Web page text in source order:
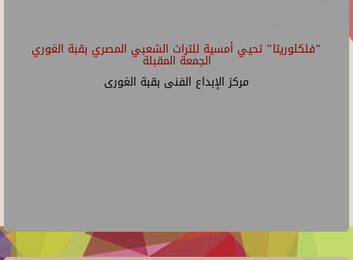
"فلكلوريتا" تحيي أمسية للتراث الشعبي المصري بقبة الغوري
الجمعة المقبلة
مركز الإبداع الفنى بقبة الغورى